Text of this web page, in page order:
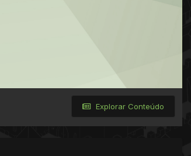
Explorar Conteúdo